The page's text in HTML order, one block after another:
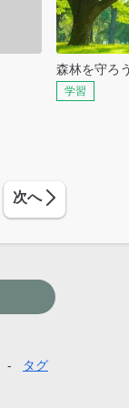
森林を守ろ
学習
次へ
タグ